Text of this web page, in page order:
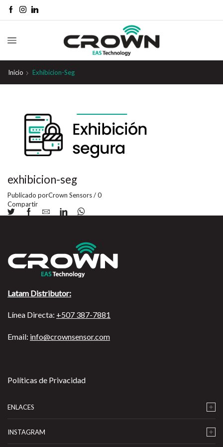
Inicio Exhibicion-Seg
exhibicion-seg
Publicado porCrown Sensors/0
Compartir
Latam Distributor:
Línea Directa: +507 387-7881
Email: info@crownsensor.com
Políticas de Privacidad
ENLACES
INSTAGRAM